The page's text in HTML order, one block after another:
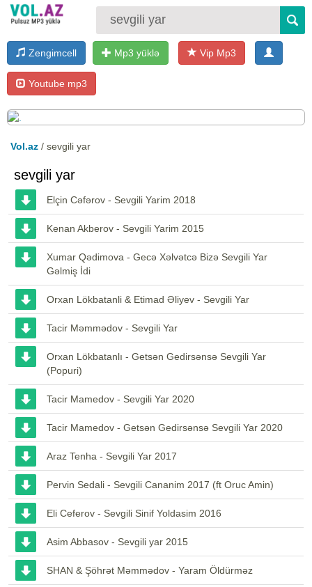
Zengimcell Mp3 yüklə Vip Mp3
Youtube mp3
Vol.az / sevgili yar
sevgili yar
Elçin Cəfərov - Sevgili Yarim 2018
Kenan Akberov - Sevgili Yarim 2015
Xumar Qədimova - Gecə Xəlvətcə Bizə Sevgili Yar
Gəlmiş İdi
Orxan Lökbatanli & Etimad Əliyev - Sevgili Yar
Tacir Məmmədov - Sevgili Yar
Orxan Lökbatanlı - Getsən Gedirsənsə Sevgili Yar
(Popuri)
Tacir Mamedov - Sevgili Yar 2020
Tacir Mamedov - Getsən Gedirsənsə Sevgili Yar 2020
Araz Tenha - Sevgili Yar 2017
Pervin Sedali - Sevgili Cananim 2017 (ft Oruc Amin)
Eli Ceferov - Sevgili Sinif Yoldasim 2016
Asim Abbasov - Sevgili yar 2015
SHAN & Şöhrət Məmmədov - Yaram Öldürməz